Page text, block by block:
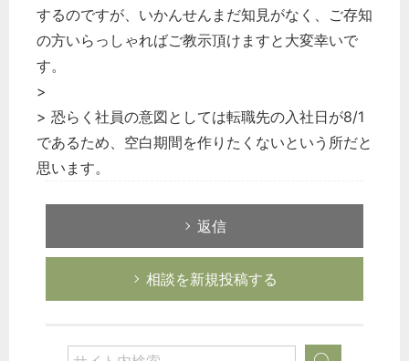
するのですが、いかんせんまだ知見がなく、ご存知
の方いらっしゃればご教示頂けますと大変幸いで
す。
>
> 恐らく社員の意図としては転職先の入社日が8/1
であるため、空白期間を作りたくないという所だと
思います。
返信
相談を新規投稿する